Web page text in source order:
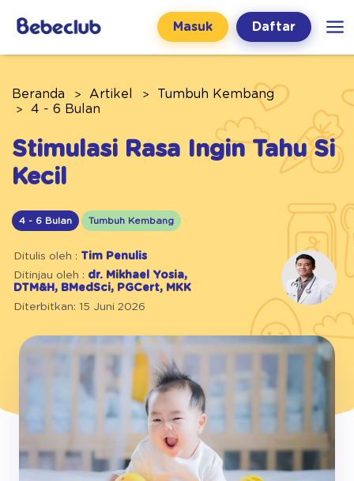
Masuk Daftar
Beranda Artikel
Tumbuh Kembang
4 - 6 Bulan
Stimulasi Rasa Ingin Tahu Si
Kecil
4 - 6 Bulan Tumbuh Kembang
Ditulis oleh : Tim Penulis
Ditinjau oleh : dr. Mikhael Yosia,
DTM&H, BMedSci, PGCert, MKK
Diterbitkan: 15 Juni 2026